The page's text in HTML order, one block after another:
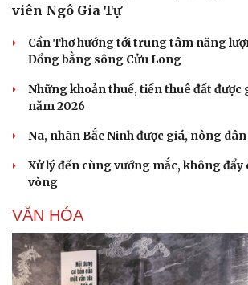
viên Ngô Gia Tự
Cần Thơ hướng tới trung tâm năng
Đồng bằng sông Cửu Long
Những khoản thuế, tiền thuê đất được
năm 2026
Na, nhãn Bắc Ninh được giá, nông
Xử lý đến cùng vướng mắc, không
vòng
VĂN HÓA